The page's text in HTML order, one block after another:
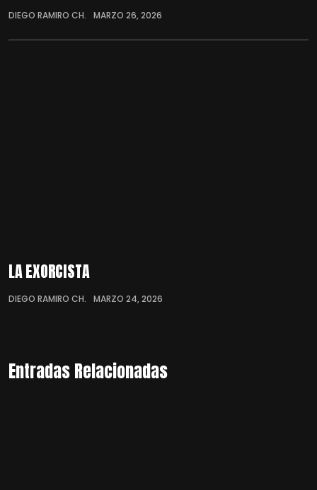
DIEGO RAMIRO CH. MARZO 26, 2026
LA EXORCISTA
DIEGO RAMIRO CH. MARZO 24, 2026
Entradas Relacionadas